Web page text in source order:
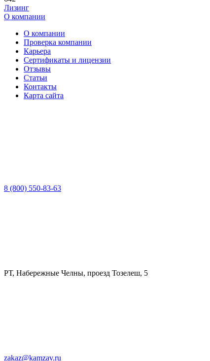
Лизинг
О компании
О компании
Проверка компании
Карьера
Сертификаты и лицензии
Отзывы
Статьи
Контакты
Карта сайта
8 (800) 550-83-63
РТ, Набережные Челны, проезд Тозелеш, 5
zakaz@kamzav.ru